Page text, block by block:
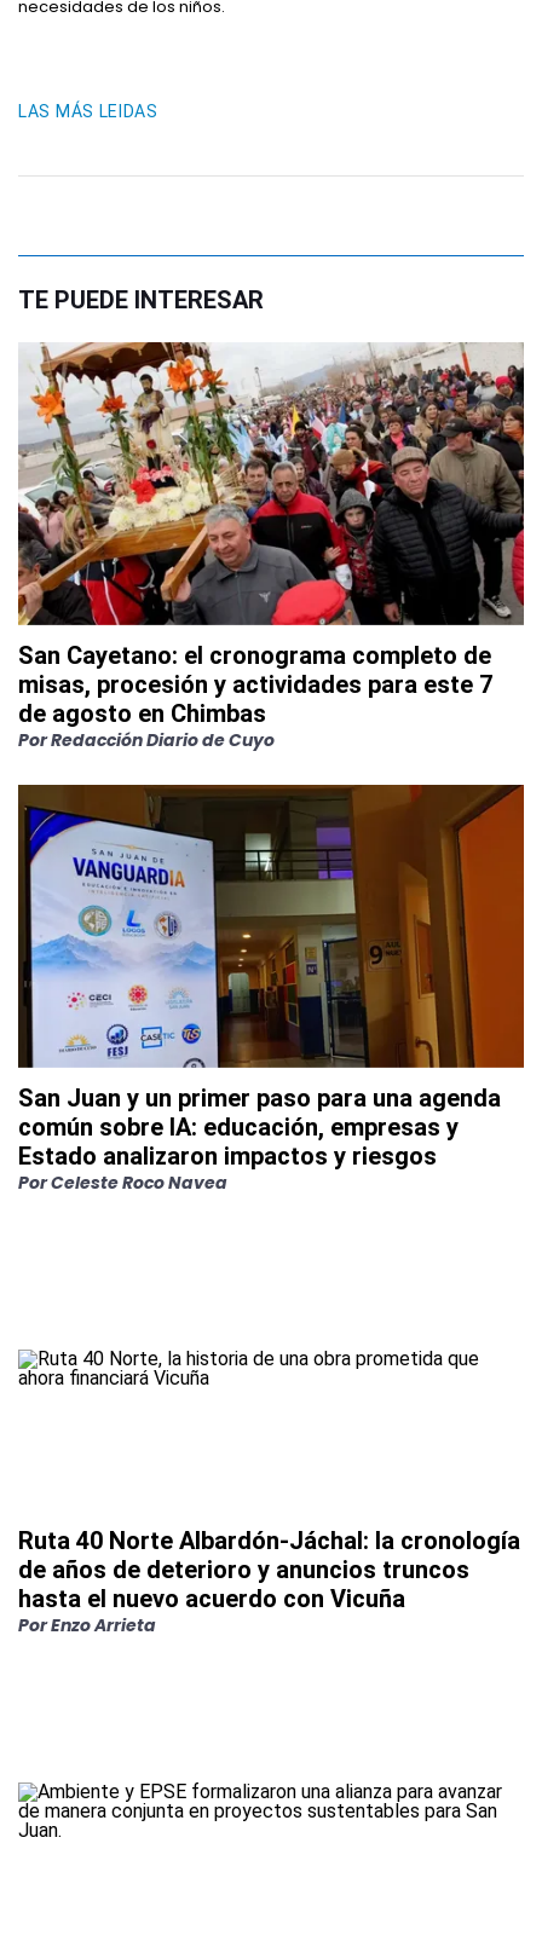
necesidades de los niños.
LAS MÁS LEIDAS
TE PUEDE INTERESAR
San Cayetano: el cronograma completo de
misas, procesión y actividades para este 7
de agosto en Chimbas
PorRedacción Diario de Cuyo
San Juan y un primer paso para una agenda
común sobre IA: educación, empresas y
Estado analizaron impactos y riesgos
PorCeleste Roco Navea
Ruta 40 Norte Albardón-Jáchal: la cronología
de años de deterioro y anuncios truncos
hasta el nuevo acuerdo con Vicuña
PorEnzo Arrieta